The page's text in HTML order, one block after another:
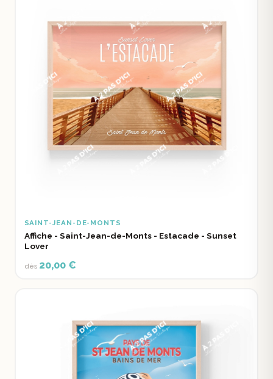
SAINT-JEAN-DE-MONTS
Affiche - Saint-Jean-de-Monts - Estacade - Sunset
Lover
dès 20,00 €